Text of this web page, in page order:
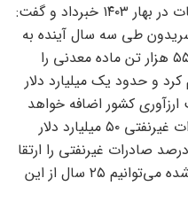
خرمی شاد از سفارش‌گذاری تاسیسات در بهار ۱۴۰۳ خبرداد و گفت:
طی سه سال آینده به
بهره برداری می‌رسد و تا آن زمان ۵۵۰ هزار تن ماده معدنی را
و حدود یک میلیارد دلار
کشور اضافه خواهد
شد. وی با اشاره به اینکه کل صادرات غیرنفتی ۵۰ میلیارد دلار
است گفت: معدن مس سریدون ۲ درصد صادرات غیرنفتی را ارتقا
می‌دهد و با توجه به ذخایر کشف شده می‌توانیم ۲۵ سال از این